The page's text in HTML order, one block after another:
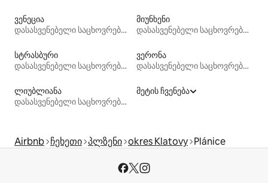
ვენეცია
დასასვენებელი საცხოვრებლები
მიუნხენი
დასასვენებელი საცხოვრებლები
სტრასბური
დასასვენებელი საცხოვრებლები
ვერონა
დასასვენებელი საცხოვრებლები
ლიუბლიანა
დასასვენებელი საცხოვრებლები
მეტის ჩვენება
Airbnb ჩეხეთი პლზენი okres Klatovy Plánice